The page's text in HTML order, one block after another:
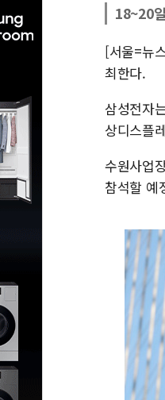
18~20
[서울=뉴
최한다.
삼성전자
상디스플
수원사업
참석할 예